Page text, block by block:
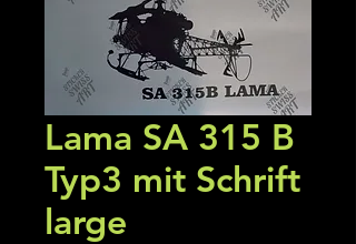
Lama SA 315 B
Typ3 mit Schrift
large